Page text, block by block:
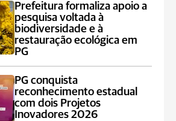
Prefeitura formaliza apoio a
pesquisa voltada à
biodiversidade e à
restauração ecológica em
PG
PG conquista
reconhecimento estadual
com dois Projetos
Inovadores 2026